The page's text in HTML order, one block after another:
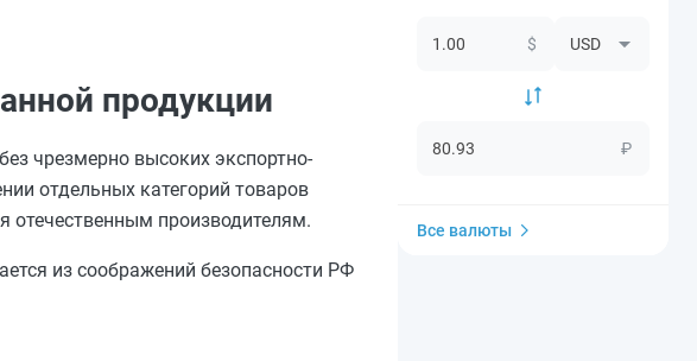
продукции
чрезмерно высоких экспортно-
отдельных категорий товаров
отечественным производителям.
из соображений безопасности РФ
$
₽
Все валюты